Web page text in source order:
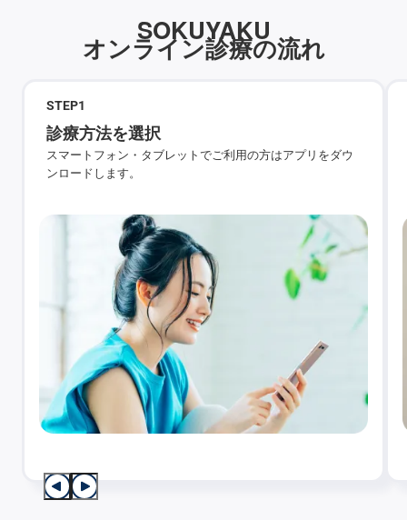
SOKUYAKU
オンライン診療の流れ
STEP1
診療方法を選択
スマートフォン・タブレットでご利用の方はアプリをダウ
ンロードします。